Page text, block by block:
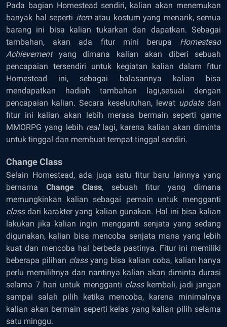
Pada bagian Homestead sendiri, kalian akan menemukan
banyak hal seperti item atau kostum yang menarik, semua
barang ini bisa kalian tukarkan dan dapatkan. Sebagai
tambahan, akan ada fitur mini berupa Homestead
Achievementyang dimana kalian akan diberi sebuah
pencapaian tersendiri untuk kegiatan kalian dalam fitur
Homestead ini, sebagai balasannya kalian bisa
mendapatkan hadiah tambahan lagi,sesuai dengan
pencapaian kalian. Secara keseluruhan, lewat updatedan
fitur ini kalian akan lebih merasa bermain seperti game
MMORPG yang lebih reallagi, karena kalian akan diminta
untuk tinggal dan membuat tempat tinggal sendiri.
Change Class
Selain Homestead, ada juga satu fitur baru lainnya yang
bernama Change Class, sebuah fitur yang dimana
memungkinkan kalian sebagai pemain untuk mengganti
classdari karakter yang kalian gunakan. Hal ini bisa kalian
lakukan jika kalian ingin mengganti senjata yang sedang
digunakan, kalian bisa mencoba senjata mana yang lebih
kuat dan mencoba hal berbeda pastinya. Fitur ini memiliki
beberapa pilihan classyang bisa kalian coba, kalian hanya
perlu memilihnya dan nantinya kalian akan diminta durasi
selama 7 hari untuk mengganti classkembali, jadi jangan
sampai salah pilih ketika mencoba, karena minimalnya
kalian akan bermain seperti kelas yang kalian pilih selama
satu minggu.